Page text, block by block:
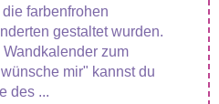
farbenfrohen
gestaltet wurden.
zum
mir" kannst du
des ...